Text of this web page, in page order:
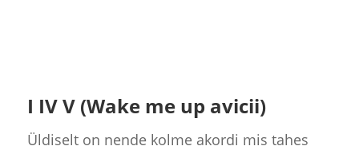
I IV V (Wake me up avicii)
Üldiselt on nende kolme akordi mis tahes